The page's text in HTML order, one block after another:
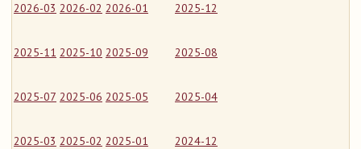
2026-03 2026-02 2026-01 2025-12
2025-11 2025-10 2025-09 2025-08
2025-07 2025-06 2025-05 2025-04
2025-03 2025-02 2025-01 2024-12